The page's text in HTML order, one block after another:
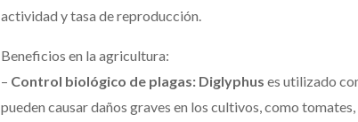
actividad y tasa de reproducción.
Beneficios en la agricultura:
– Control biológico de plagas: Diglyphus es utilizado
pueden causar daños graves en los cultivos, como